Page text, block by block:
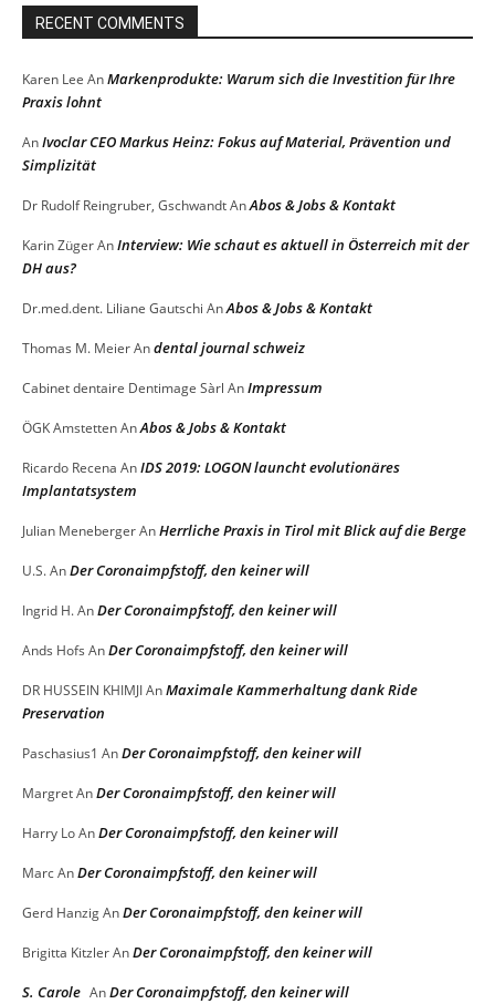
RECENT COMMENTS
Karen Lee AnMarkenprodukte: Warum sich die Investition für Ihre
Praxis lohnt
AnIvoclar CEO Markus Heinz: Fokus auf Material, Prävention und
Simplizität
Dr Rudolf Reingruber, GschwandtAnAbos & Jobs & Kontakt
Karin ZügerAnInterview: Wie schaut es aktuell in Österreich mit der
DH aus?
Dr.med.dent. Liliane Gautschi AnAbos & Jobs & Kontakt
Thomas M. MeierAndental journal schweiz
Cabinet dentaire Dentimage Sàrl AnImpressum
ÖGK AmstettenAnAbos & Jobs & Kontakt
Ricardo Recena AnIDS 2019: LOGON launcht evolutionäres
Implantatsystem
Julian MenebergerAnHerrliche Praxis in Tirol mit Blick auf die Berge
U.S.AnDer Coronaimpfstoff, den keiner will
Ingrid H.AnDer Coronaimpfstoff, den keiner will
Ands Hofs AnDer Coronaimpfstoff, den keiner will
DR HUSSEIN KHIMJIAnMaximale Kammerhaltung dank Ride
Preservation
Paschasius1 AnDer Coronaimpfstoff, den keiner will
MargretAnDer Coronaimpfstoff, den keiner will
Harry LoAnDer Coronaimpfstoff, den keiner will
MarcAnDer Coronaimpfstoff, den keiner will
Gerd HanzigAnDer Coronaimpfstoff, den keiner will
Brigitta KitzlerAnDer Coronaimpfstoff, den keiner will
S. Carole AnDer Coronaimpfstoff, den keiner will